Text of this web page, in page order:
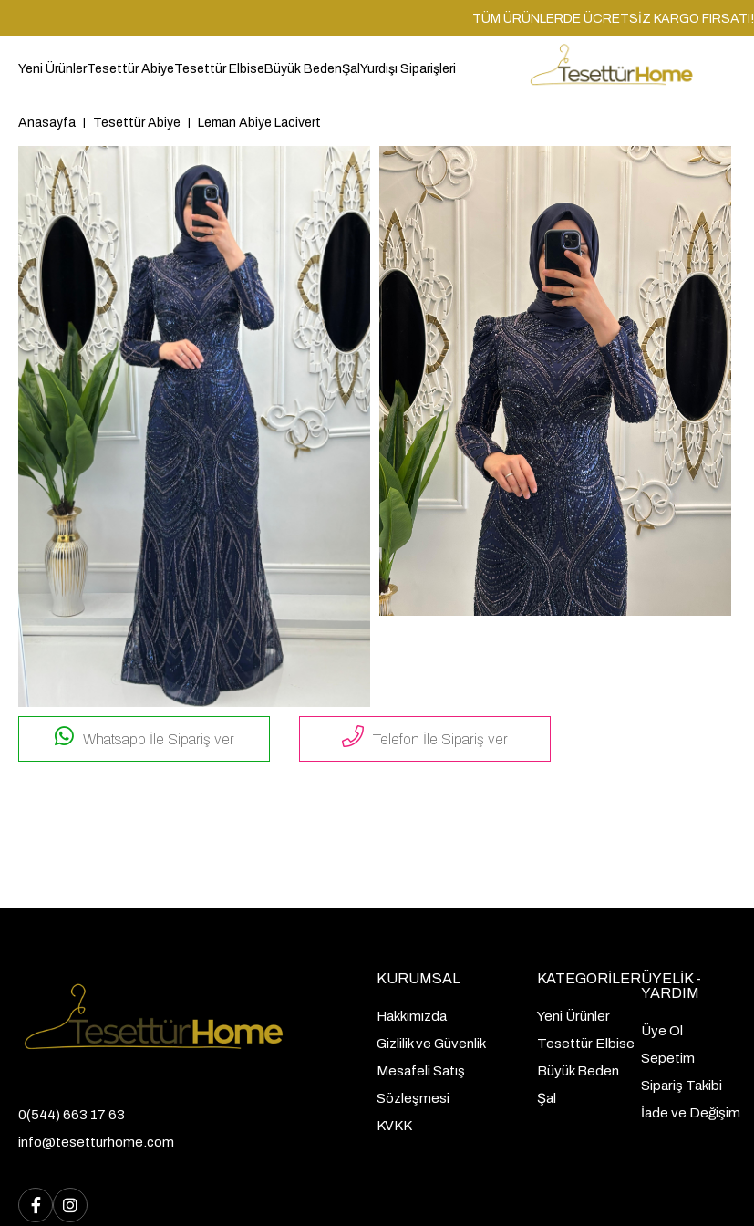
TÜM ÜRÜNLERDE ÜCRETSİZ KARGO FIRSATI!
Yeni ÜrünlerTesettür AbiyeTesettür ElbiseBüyük BedenŞal Yurdışı Siparişleri
Anasayfa Tesettür Abiye Leman Abiye Lacivert
Whatsapp İle Sipariş ver Telefon İle Sipariş ver
0(544) 663 17 63
info@tesetturhome.com
KURUMSAL
Hakkımızda
Gizlilik ve Güvenlik
Mesafeli Satış
Sözleşmesi
KVKK
KATEGORİLER
Yeni Ürünler
Tesettür Elbise
Büyük Beden
Şal
ÜYELİK -
YARDIM
Üye Ol
Sepetim
Sipariş Takibi
İade ve Değişim